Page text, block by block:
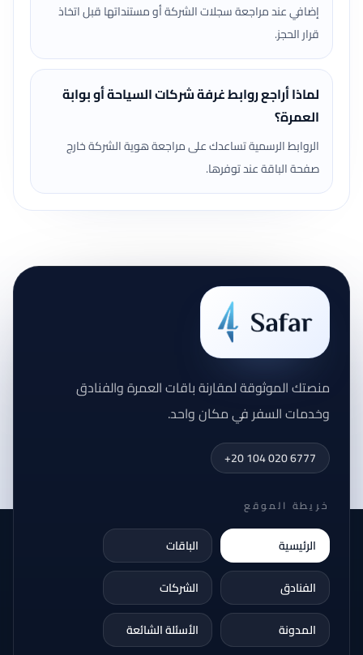
إضافي عند مراجعة سجلات الشركة أو مستنداتها قبل اتخاذ
قرار الحجز.
لماذا أراجع روابط غرفة شركات السياحة أو بوابة
العمرة؟
الروابط الرسمية تساعدك على مراجعة هوية الشركة خارج
صفحة الباقة عند توفرها.
منصتك الموثوقة لمقارنة باقات العمرة والفنادق
وخدمات السفر في مكان واحد.
+20 104 020 6777
خريطة الموقع
الرئيسية
الباقات
الفنادق
الشركات
المدونة
الأسئلة الشائعة